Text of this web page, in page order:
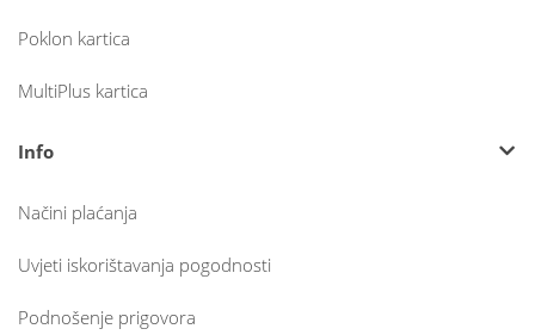
Poklon kartica
MultiPlus kartica
Info
Načini plaćanja
Uvjeti iskorištavanja pogodnosti
Podnošenje prigovora